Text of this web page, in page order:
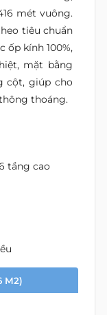
mét vuông.
tiêu chuẩn
ốp kính 100%,
mặt bằng
cột, giúp cho
thoáng.
tầng cao
M2)